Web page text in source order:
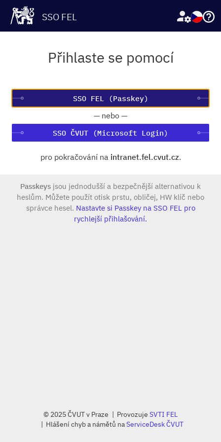
SSO FEL
Přihlaste se pomocí
— nebo —
SSO ČVUT (Microsoft Login)
pro pokračování na intranet.fel.cvut.cz.
Passkeys jsou jednodušší a bezpečnější alternativou k
heslům. Můžete použít otisk prstu, obličej, HW klíč nebo
správce hesel. Nastavte si Passkey na SSO FEL pro
rychlejší přihlašování.
© 2025 ČVUT v Praze ProvozujeSVTI FEL
Hlášení chyb a námětů naServiceDesk ČVUT